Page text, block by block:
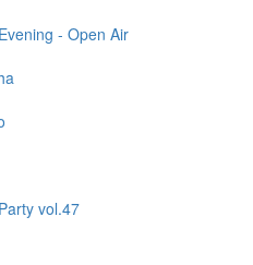
- Open Air
vol.47